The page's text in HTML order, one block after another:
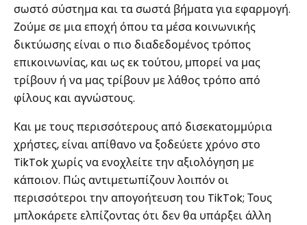
σωστό σύστημα και τα σωστά βήματα για εφαρμογή.
Ζούμε σε μια εποχή όπου τα μέσα κοινωνικής
δικτύωσης είναι ο πιο διαδεδομένος τρόπος
επικοινωνίας, και ως εκ τούτου, μπορεί να μας
τρίβουν ή να μας τρίβουν με λάθος τρόπο από
φίλους και αγνώστους.
Και με τους περισσότερους από δισεκατομμύρια
χρήστες, είναι απίθανο να ξοδεύετε χρόνο στο
TikTok χωρίς να ενοχλείτε την αξιολόγηση με
κάποιον. Πώς αντιμετωπίζουν λοιπόν οι
περισσότεροι την απογοήτευση του TikTok; Τους
μπλοκάρετε ελπίζοντας ότι δεν θα υπάρξει άλλη